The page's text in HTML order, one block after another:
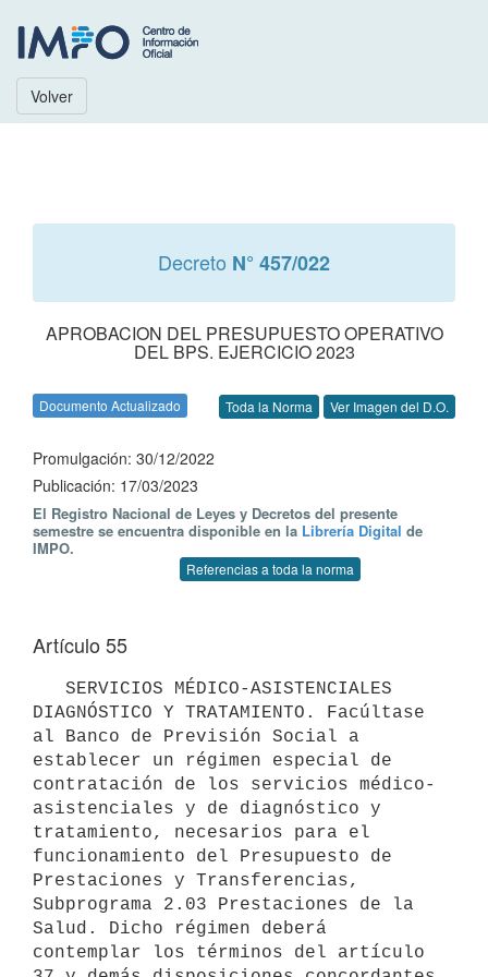
Volver
Decreto N° 457/022
APROBACION DEL PRESUPUESTO OPERATIVO
DEL BPS. EJERCICIO 2023
Documento Actualizado Toda la Norma Ver Imagen del D.O.
Promulgación: 30/12/2022
Publicación: 17/03/2023
El Registro Nacional de Leyes y Decretos del presente
semestre se encuentra disponible en la Librería Digital de
IMPO.
Referencias a toda la norma
Artículo 55
DIAGNÓSTICO Y TRATAMIENTO. Facúltase
al Banco de Previsión Social a
establecer un régimen especial de
contratación de los servicios médico-
asistenciales y de diagnóstico y
tratamiento, necesarios para el
funcionamiento del Presupuesto de
Prestaciones y Transferencias,
Subprograma 2.03 Prestaciones de la
Salud. Dicho régimen deberá
contemplar los términos del artículo